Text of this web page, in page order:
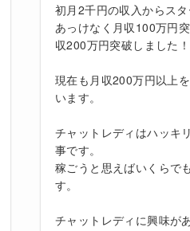
初月2千円の収入からス
あっけなく月収100万円
収200万円突破しました！
現在も月収200万円以上
います。
チャットレディはハッキ
事です。
稼ごうと思えばいくらで
す。
チャットレディに興味が